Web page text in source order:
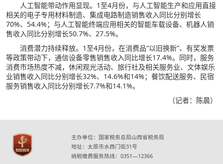
人工智能带动作用显现。1至4月份，与人工智能生产和应用直接
相关的电子专用材料制造、集成电路制造销售收入同比分别增长
70%、54.4%；与人工智能终端应用相关的智能车载设备、机器人销
售收入同比分别增长50.7%、27.5%。
消费潜力持续释放。1至4月份，在消费品“以旧换新”、有奖发票
等政策带动下，通信设备零售销售收入同比增长17.4%。同时，服务
消费市场热度不减，休闲观光活动、旅行社及相关服务业、文体娱乐
业销售收入同比分别增长32%、14.6%和14%；餐饮配送服务、民宿
服务销售收入同比分别增长7.7%和14.1%。
（记者：陈晨）
主办单位：国家税务总局山西省税务局
地址：太原市水西门街31号
纳税缴费服务热线：0351—12366